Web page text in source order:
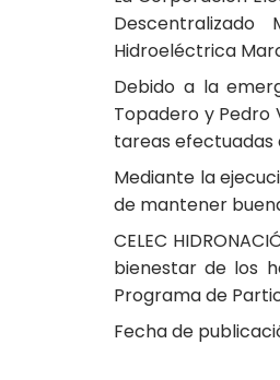
Descentralizado
Hidroeléctrica
Debido a la
Topadero y Pedro
tareas efectuadas
Mediante la
de mantener
CELEC
bienestar de los
Programa de
Fecha de